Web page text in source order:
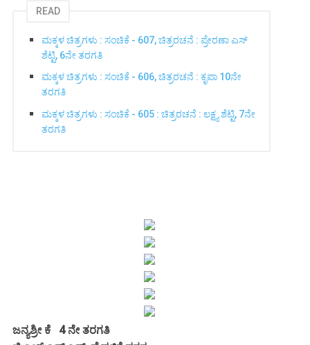
READ
ಮಕ್ಕಳ ಚಿತ್ರಗಳು : ಸಂಚಿಕೆ - 607, ಚಿತ್ರರಚನೆ : ಪ್ರೇರಣಾ ಎಸ್
ಶೆಟ್ಟಿ, 6ನೇ ತರಗತಿ
ಮಕ್ಕಳ ಚಿತ್ರಗಳು : ಸಂಚಿಕೆ - 606, ಚಿತ್ರರಚನೆ : ಕೃಪಾ 10ನೇ
ತರಗತಿ
ಮಕ್ಕಳ ಚಿತ್ರಗಳು : ಸಂಚಿಕೆ - 605 : ಚಿತ್ರರಚನೆ : ಲಕ್ಷ್ಯ ಶೆಟ್ಟಿ, 7ನೇ
ತರಗತಿ
ಜನ್ಯಶ್ರೀ ಕೆ 4 ನೇ ತರಗತಿ